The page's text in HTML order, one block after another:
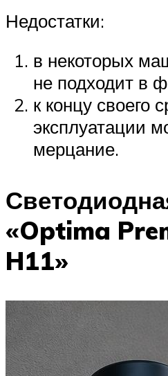
Недостатки:
в некоторых
не подходит в
к концу своего
эксплуатации
мерцание.
«Optima
H11»